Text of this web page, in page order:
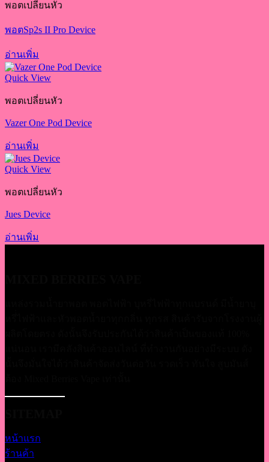
พอตเปลี่ยนหัว
พอตSp2s II Pro Device
อ่านเพิ่ม
Quick View
พอตเปลี่ยนหัว
Vazer One Pod Device
อ่านเพิ่ม
Quick View
พอตเปลี่ยนหัว
Jues Device
อ่านเพิ่ม
หน้าแรก
ร้านค้า